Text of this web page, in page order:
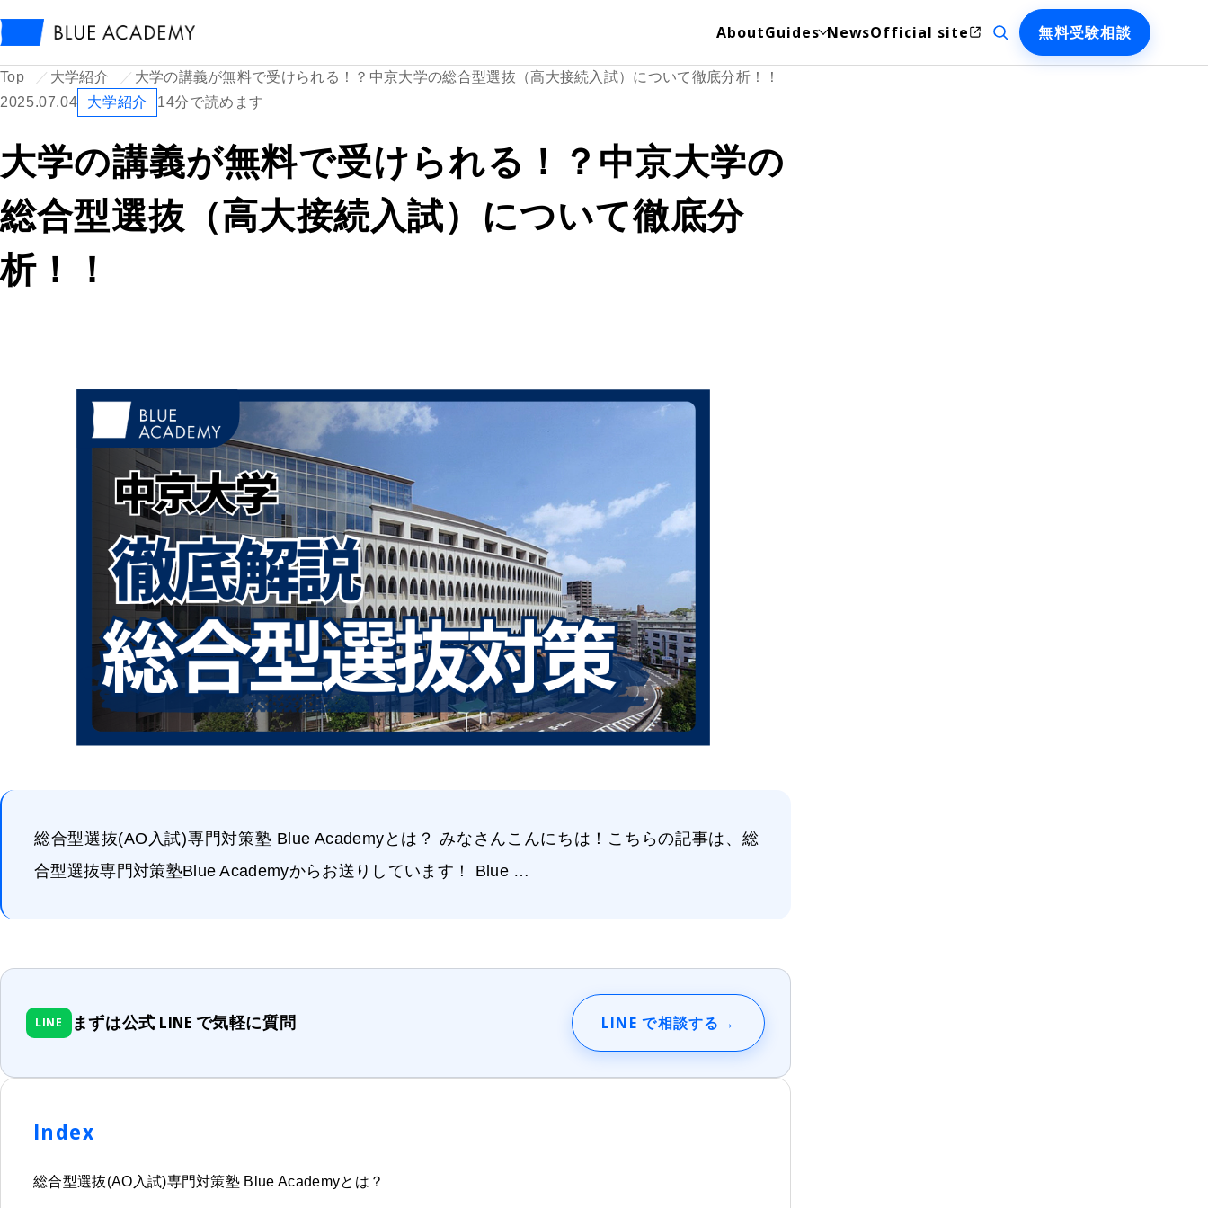
AboutGuides NewsOfficial site 検索を開く無料受験相談
Top 大学紹介
大学の講義が無料で受けられる！？中京大学の総合型選抜（高大接続入試）について徹底分析！！
2025.07.04
大学紹介 14分で読めます
大学の講義が無料で受けられる！？中京大学の
総合型選抜（高大接続入試）について徹底分
析！！
総合型選抜(AO入試)専門対策塾 Blue Academyとは？ みなさんこんにちは！こちらの記事は、総
合型選抜専門対策塾Blue Academyからお送りしています！ Blue …
LINE まずは公式 LINE で気軽に質問 LINE で相談する →
Index
総合型選抜(AO入試)専門対策塾 Blue Academyとは？